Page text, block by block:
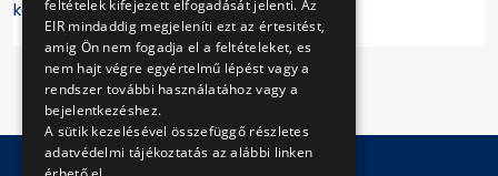
kaphatnak.
feltételek kifejezett elfogadását jelenti. Az
EIR mindaddig megjeleníti ezt az értesitést,
amig Ön nem fogadja el a feltételeket, es
nem hajt végre egyértelmű lépést vagy a
rendszer további használatához vagy a
bejelentkezéshez.
A sütik kezelésével összefüggő részletes
adatvédelmi tájékoztatás az alábbi linken